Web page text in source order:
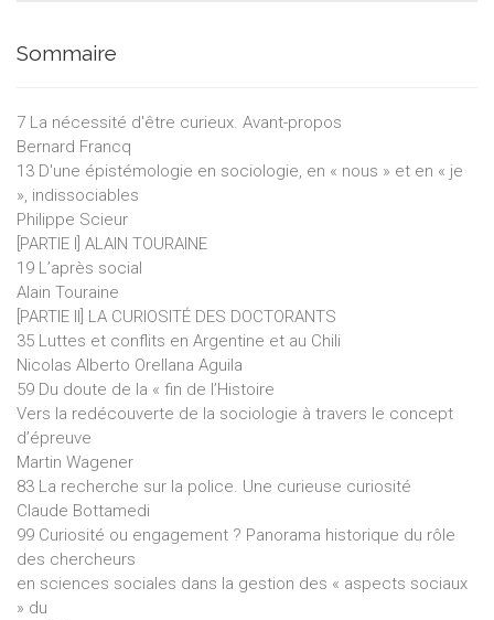
Sommaire
7 La nécessité d'être curieux. Avant-propos
Bernard Francq
13 D'une épistémologie en sociologie, en « nous » et en « je
», indissociables
Philippe Scieur
[PARTIE I] ALAIN TOURAINE
19 L’après social
Alain Touraine
[PARTIE II] LA CURIOSITÉ DES DOCTORANTS
35 Luttes et conflits en Argentine et au Chili
Nicolas Alberto Orellana Aguila
59 Du doute de la « fin de l’Histoire
Vers la redécouverte de la sociologie à travers le concept
d’épreuve
Martin Wagener
83 La recherche sur la police. Une curieuse curiosité
Claude Bottamedi
99 Curiosité ou engagement ? Panorama historique du rôle
des chercheurs
en sciences sociales dans la gestion des « aspects sociaux
» du